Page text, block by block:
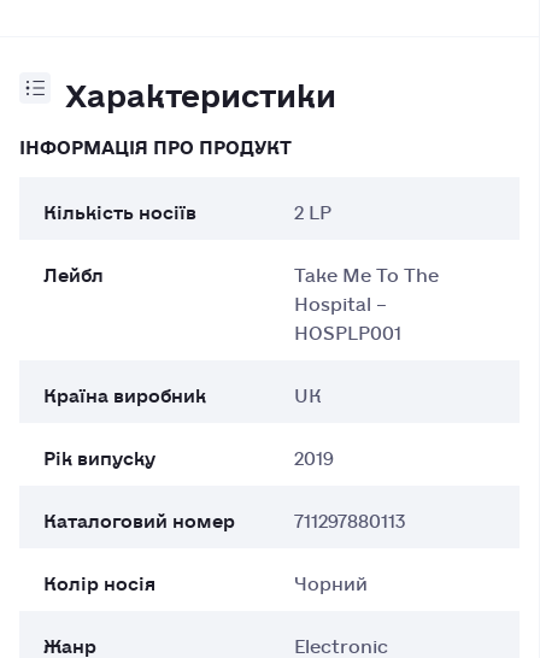
Характеристики
ІНФОРМАЦІЯ ПРО ПРОДУКТ
Кількість носіїв
2 LP
Лейбл
Take Me To The
Hospital –
HOSPLP001
Країна виробник
UK
Рік випуску
2019
Каталоговий номер
711297880113
Колір носія
Чорний
Жанр
Electronic